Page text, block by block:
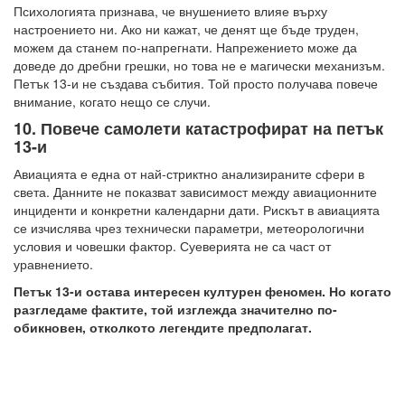
Психологията признава, че внушението влияе върху
настроението ни. Ако ни кажат, че денят ще бъде труден,
можем да станем по-напрегнати. Напрежението може да
доведе до дребни грешки, но това не е магически механизъм.
Петък 13-и не създава събития. Той просто получава повече
внимание, когато нещо се случи.
10. Повече самолети катастрофират на петък
13-и
Авиацията е една от най-стриктно анализираните сфери в
света. Данните не показват зависимост между авиационните
инциденти и конкретни календарни дати. Рискът в авиацията
се изчислява чрез технически параметри, метеорологични
условия и човешки фактор. Суеверията не са част от
уравнението.
Петък 13-и остава интересен културен феномен. Но когато
разгледаме фактите, той изглежда значително по-
обикновен, отколкото легендите предполагат.